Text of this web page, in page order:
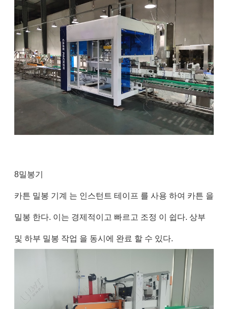
8밀봉기
카튼 밀봉 기계 는 인스턴트 테이프 를 사용 하여 카튼 을
밀봉 한다. 이는 경제적이고 빠르고 조정 이 쉽다. 상부
및 하부 밀봉 작업 을 동시에 완료 할 수 있다.